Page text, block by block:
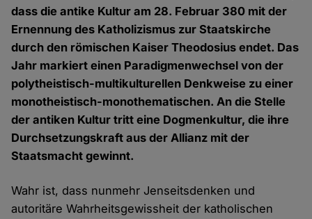
dass die antike Kultur am 28. Februar 380 mit der
Ernennung des Katholizismus zur Staatskirche
durch den römischen Kaiser Theodosius endet. Das
Jahr markiert einen Paradigmenwechsel von der
polytheistisch-multikulturellen Denkweise zu einer
monotheistisch-monothematischen. An die Stelle
der antiken Kultur tritt eine Dogmenkultur, die ihre
Durchsetzungskraft aus der Allianz mit der
Staatsmacht gewinnt.
Wahr ist, dass nunmehr Jenseitsdenken und
autoritäre Wahrheitsgewissheit der katholischen